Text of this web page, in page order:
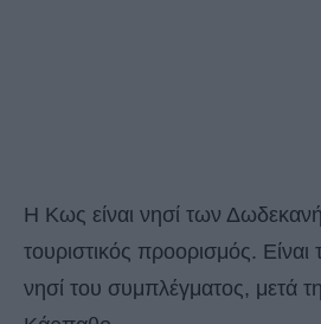
Η Κως είναι νησί των
τουριστικός προορισμός. Είναι
νησί του συμπλέγματος, μετά